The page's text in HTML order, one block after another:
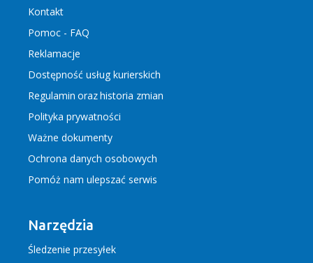
Kontakt
Pomoc - FAQ
Reklamacje
Dostępność usług kurierskich
Regulamin orazhistoria zmian
Polityka prywatności
Ważne dokumenty
Ochrona danych osobowych
Pomóż nam ulepszać serwis
Narzędzia
Śledzenie przesyłek